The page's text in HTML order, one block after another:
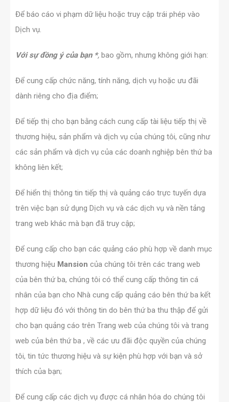
Để báo cáo vi phạm dữ liệu hoặc truy cập trái phép vào
Dịch vụ.
Với sự đồng ý của bạn *, bao gồm, nhưng không giới hạn:
Để cung cấp chức năng, tính năng, dịch vụ hoặc ưu đãi
dành riêng cho địa điểm;
Để tiếp thị cho bạn bằng cách cung cấp tài liệu tiếp thị về
thương hiệu, sản phẩm và dịch vụ của chúng tôi, cũng như
các sản phẩm và dịch vụ của các doanh nghiệp bên thứ ba
không liên kết;
Để hiển thị thông tin tiếp thị và quảng cáo trực tuyến dựa
trên việc bạn sử dụng Dịch vụ và các dịch vụ và nền tảng
trang web khác mà bạn đã truy cập;
Để cung cấp cho bạn các quảng cáo phù hợp về danh mục
thương hiệu Mansion của chúng tôi trên các trang web
của bên thứ ba, chúng tôi có thể cung cấp thông tin cá
nhân của bạn cho Nhà cung cấp quảng cáo bên thứ ba kết
hợp dữ liệu đó với thông tin do bên thứ ba thu thập để gửi
cho bạn quảng cáo trên Trang web của chúng tôi và trang
web của bên thứ ba , về các ưu đãi độc quyền của chúng
tôi, tin tức thương hiệu và sự kiện phù hợp với bạn và sở
thích của bạn;
Để cung cấp các dịch vụ được cá nhân hóa do chúng tôi